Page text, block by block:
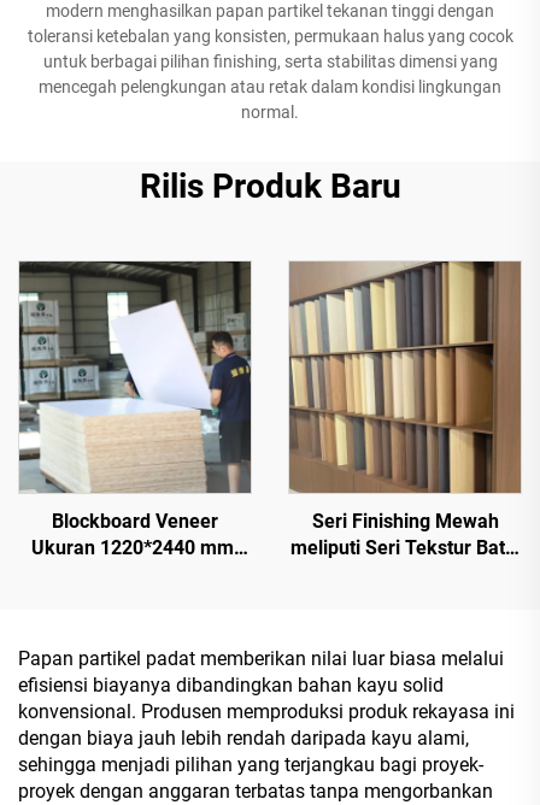
modern menghasilkan papan partikel tekanan tinggi dengan
toleransi ketebalan yang konsisten, permukaan halus yang cocok
untuk berbagai pilihan finishing, serta stabilitas dimensi yang
mencegah pelengkungan atau retak dalam kondisi lingkungan
normal.
Rilis Produk Baru
Blockboard Veneer
Ukuran 1220*2440 mm,
Dekorasi Kabinet
Seri Finishing Mewah
meliputi Seri Tekstur Batu,
Puitis Oriental untuk MDF,
Chipboard, Papan Partikel,
Kayu Lapis, dan Papan
Blok
Papan partikel padat memberikan nilai luar biasa melalui
efisiensi biayanya dibandingkan bahan kayu solid
konvensional. Produsen memproduksi produk rekayasa ini
dengan biaya jauh lebih rendah daripada kayu alami,
sehingga menjadi pilihan yang terjangkau bagi proyek-
proyek dengan anggaran terbatas tanpa mengorbankan